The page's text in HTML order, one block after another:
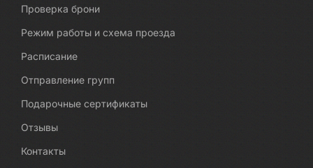
Проверка брони
Режим работы и схема проезда
Расписание
Отправление групп
Подарочные сертификаты
Отзывы
Контакты